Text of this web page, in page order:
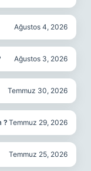
Ağustos 4, 2026
Ağustos 3, 2026
Temmuz 30, 2026
? Temmuz 29, 2026
Temmuz 25, 2026